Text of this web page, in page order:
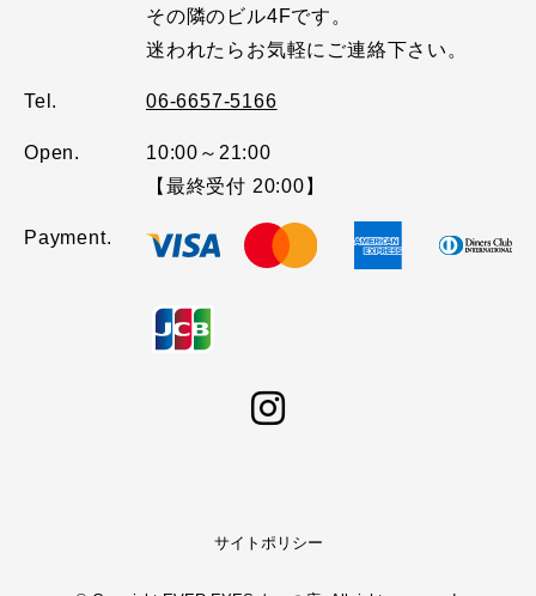
その隣のビル4Fです。
迷われたらお気軽にご連絡下さい。
Tel. 06-6657-5166
Open.
10:00～21:00
【最終受付 20:00】
Payment.
サイトポリシー